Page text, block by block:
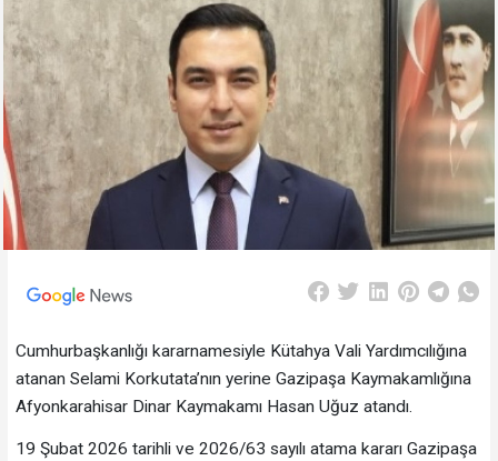
Cumhurbaşkanlığı kararnamesiyle Kütahya Vali Yardımcılığına
atanan Selami Korkutata’nın yerine Gazipaşa Kaymakamlığına
Afyonkarahisar Dinar Kaymakamı Hasan Uğuz atandı.
19 Şubat 2026 tarihli ve 2026/63 sayılı atama kararı Gazipaşa